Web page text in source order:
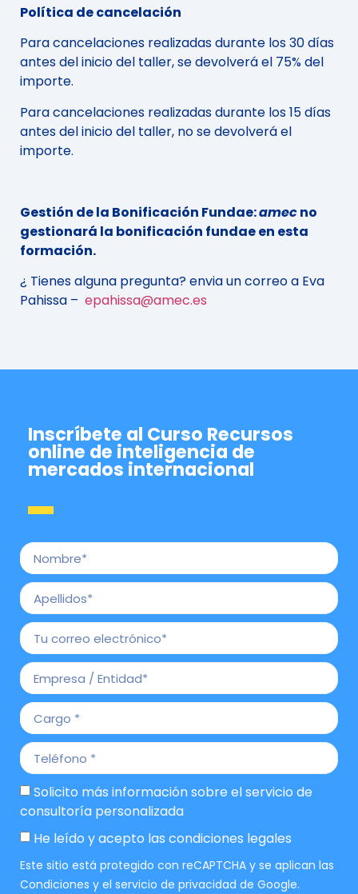
Política de cancelación
Para cancelaciones realizadas durante los 30 días
antes del inicio del taller, se devolverá el 75% del
importe.
Para cancelaciones realizadas durante los 15 días
antes del inicio del taller, no se devolverá el
importe.
Gestión de la Bonificación Fundae:amecno
gestionará la bonificación fundae en esta
formación.
¿ Tienes alguna pregunta? envia un correo a Eva
Pahissa – epahissa@amec.es
Inscríbete al Curso Recursos
online de inteligencia de
mercados internacional
Solicito más información sobre el servicio de
consultoría personalizada
He leído y acepto las condiciones legales
Este sitio está protegido con reCAPTCHA y se aplican las
Condiciones y el servicio de privacidad de Google.